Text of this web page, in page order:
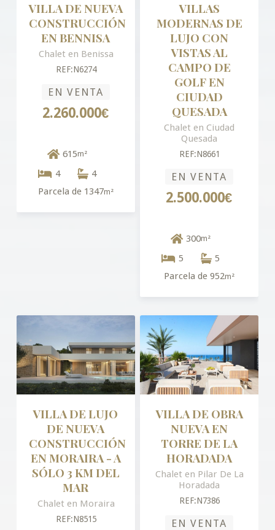
VILLA DE NUEVA
CONSTRUCCIÓN
EN BENNISA
Chalet en Benissa
REF:N6274
EN VENTA
2.260.000€
615m²
4
4
Parcela de 1347m²
VILLAS
MODERNAS DE
LUJO CON
VISTAS AL
CAMPO DE
GOLF EN
CIUDAD
QUESADA
Chalet en Ciudad
Quesada
REF:N8661
EN VENTA
2.500.000€
300m²
5
5
Parcela de 952m²
VILLA DE LUJO
DE NUEVA
CONSTRUCCIÓN
EN MORAIRA - A
SÓLO 3 KM DEL
MAR
Chalet en Moraira
REF:N8515
VILLA DE OBRA
NUEVA EN
TORRE DE LA
HORADADA
Chalet en Pilar De La
Horadada
REF:N7386
EN VENTA